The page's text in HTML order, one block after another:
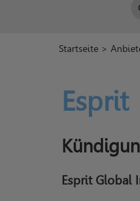
Startseite >
Esprit
Esprit Global